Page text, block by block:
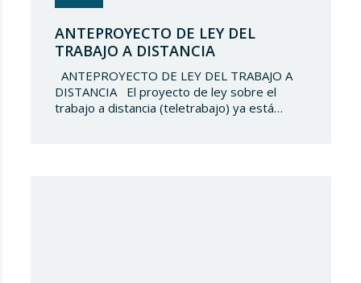
ANTEPROYECTO DE LEY DEL
TRABAJO A DISTANCIA
ANTEPROYECTO DE LEY DEL TRABAJO A
DISTANCIA El proyecto de ley sobre el
trabajo a distancia (teletrabajo) ya está